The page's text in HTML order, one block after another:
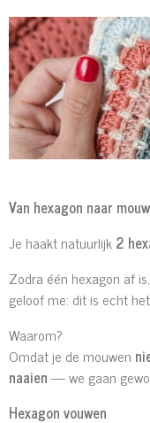
Van hexagon naar mouw
Je haakt natuurlijk2
Zodra één hexagon af
geloof me: dit is echt
Waarom?
Omdat je de mouwen
naaien— we gaan
Hexagon vouwen